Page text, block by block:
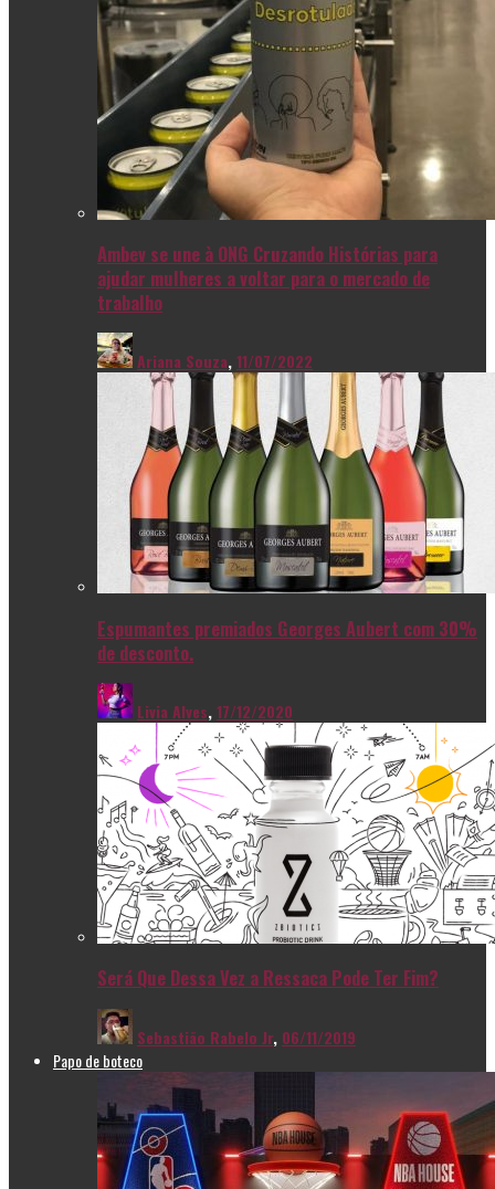
Ambev se une à ONG Cruzando Histórias para
ajudar mulheres a voltar para o mercado de
trabalho
Ariana Souza,11/07/2022
Espumantes premiados Georges Aubert com 30%
de desconto.
Livia Alves,17/12/2020
Será Que Dessa Vez a Ressaca Pode Ter Fim?
Sebastião Rabelo Jr, 06/11/2019
Papo de boteco